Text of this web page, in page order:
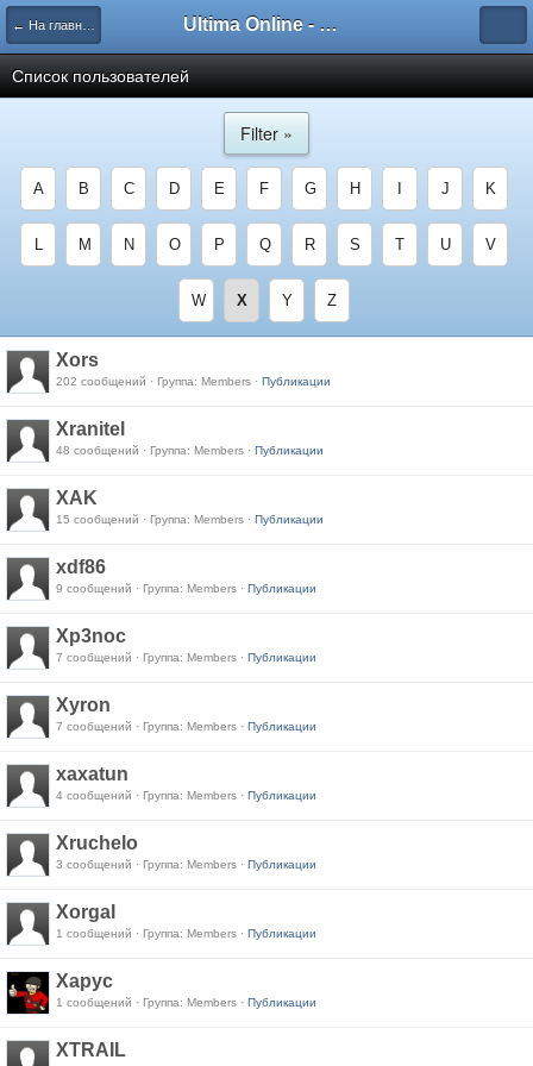
← На главную Ultima Online - Форум Русского сообщества игры
Список пользователей
Filter »
A B C D E F G H J K
L M N O P Q R S T U V
W X Y Z
Xors
202 сообщений · Группа: Members · Публикации
Xranitel
48 сообщений · Группа: Members · Публикации
XAK
15 сообщений · Группа: Members · Публикации
xdf86
9 сообщений · Группа: Members · Публикации
Xp3noc
7 сообщений · Группа: Members · Публикации
Xyron
7 сообщений · Группа: Members · Публикации
xaxatun
4 сообщений · Группа: Members · Публикации
Xruchelo
3 сообщений · Группа: Members · Публикации
Xorgal
1 сообщений · Группа: Members · Публикации
Xapyc
1 сообщений · Группа: Members · Публикации
XTRAIL